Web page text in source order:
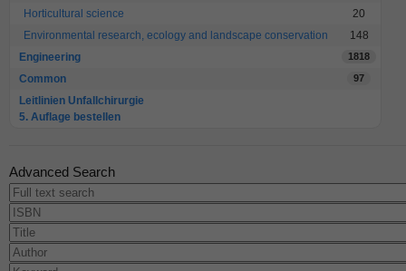
Horticultural science
20
Environmental research, ecology and landscape conservation
148
Engineering
1818
Common 97
Leitlinien Unfallchirurgie
5. Auflage bestellen
Advanced Search